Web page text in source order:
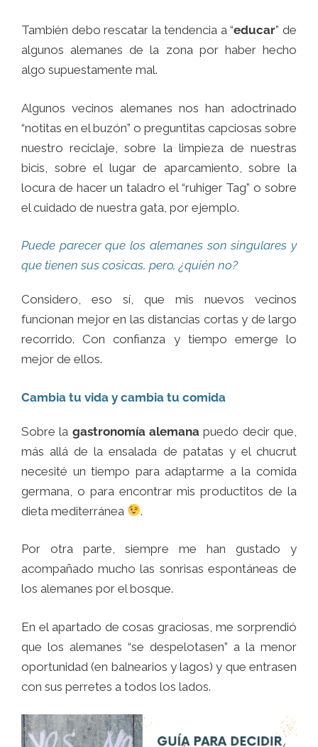
También debo rescatar la tendencia a “educar” de
algunos alemanes de la zona por haber hecho
algo supuestamente mal.
Algunos vecinos alemanes nos han adoctrinado
“notitas en el buzón” o preguntitas capciosas sobre
nuestro reciclaje, sobre la limpieza de nuestras
bicis, sobre el lugar de aparcamiento, sobre la
locura de hacer un taladro el “ruhiger Tag” o sobre
el cuidado de nuestra gata, por ejemplo.
Puede parecer que los alemanes son singulares y
que tienen sus cosicas, pero, ¿quién no?
Considero, eso sí, que mis nuevos vecinos
funcionan mejor en las distancias cortas y de largo
recorrido. Con confianza y tiempo emerge lo
mejor de ellos.
Cambia tu vida y cambia tu comida
Sobre la gastronomía alemana puedo decir que,
más allá de la ensalada de patatas y el chucrut
necesité un tiempo para adaptarme a la comida
germana, o para encontrar mis productitos de la
dieta mediterránea
.
Por otra parte, siempre me han gustado y
acompañado mucho las sonrisas espontáneas de
los alemanes por el bosque.
En el apartado de cosas graciosas, me sorprendió
que los alemanes “se despelotasen” a la menor
oportunidad (en balnearios y lagos) y que entrasen
con sus perretes a todos los lados.